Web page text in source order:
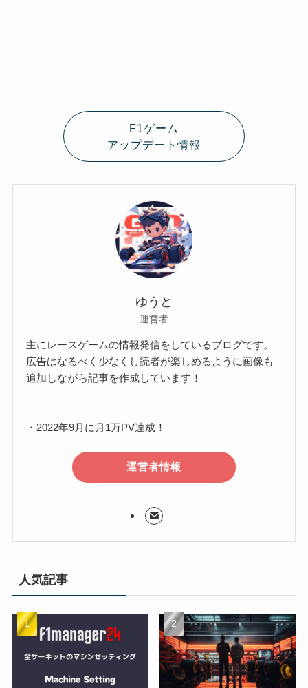
F1ゲーム
アップデート情報
ゆうと
運営者
主にレースゲームの情報発信をしているブログです。
広告はなるべく少なくし読者が楽しめるように画像も
追加しながら記事を作成しています！
・2022年9月に月1万PV達成！
運営者情報
人気記事